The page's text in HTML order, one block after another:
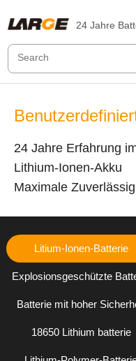
24 Jahre
24 Jahre Erfahrung
Lithium-Ionen-Akku
Maximale
Litium-Ionen-Batterie
Explosionsgeschützte
Batterie mit hoher
18650 Lithium batterie